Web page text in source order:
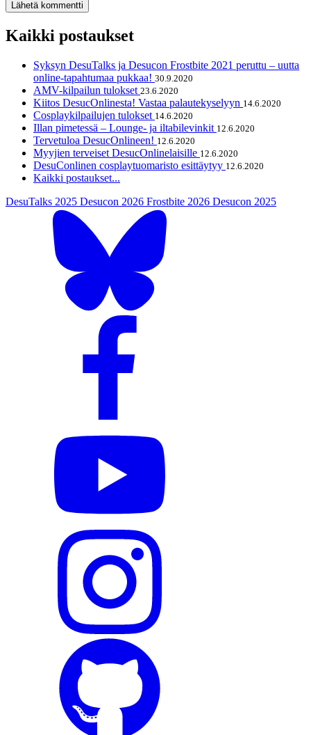
Kaikki postaukset
Syksyn DesuTalks ja Desucon Frostbite 2021 peruttu – uutta
online-tapahtumaa pukkaa! 30.9.2020
AMV-kilpailun tulokset 23.6.2020
Kiitos DesucOnlinesta! Vastaa palautekyselyyn 14.6.2020
Cosplaykilpailujen tulokset 14.6.2020
Illan pimetessä – Lounge- ja iltabilevinkit 12.6.2020
Tervetuloa DesucOnlineen! 12.6.2020
Myyjien terveiset DesucOnlinelaisille 12.6.2020
DesuConlinen cosplaytuomaristo esittäytyy 12.6.2020
Kaikki postaukset...
DesuTalks 2025 Desucon 2026 Frostbite 2026 Desucon 2025